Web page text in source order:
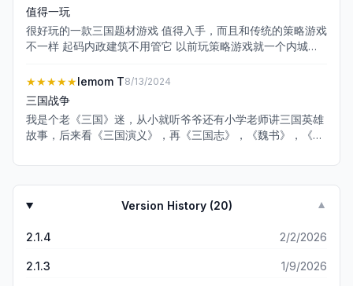
值得一玩
很好玩的一款三国题材游戏 值得入手，而且和传统的策略游戏
不一样 起码内政建筑不用管它 以前玩策略游戏就一个内城天
金玩 也可以白嫖玩
★★★★★lemom T8/13/2024
三国战争
我是个老《三国》迷，从小就听爷爷还有小学老师讲三国英雄
故事，后来看《三国演义》，再《三国志》，《魏书》，《蜀
少，但《三国战争》无疑是还原度最高的游戏，配乐，画质都
Version History (20) ▼
2.1.4 2/2/2026
2.1.3 1/9/2026